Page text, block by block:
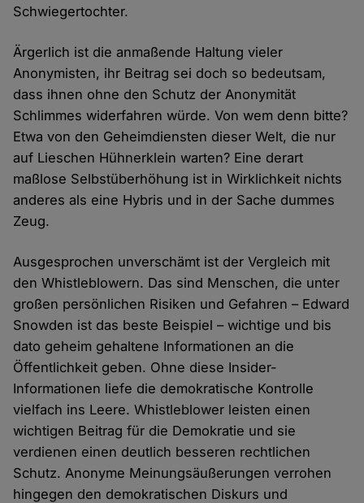
Schwiegertochter.
Ärgerlich ist die anmaßende Haltung vieler
Anonymisten, ihr Beitrag sei doch so bedeutsam,
dass ihnen ohne den Schutz der Anonymität
Schlimmes widerfahren würde. Von wem denn bitte?
Etwa von den Geheimdiensten dieser Welt, die nur
auf Lieschen Hühnerklein warten? Eine derart
maßlose Selbstüberhöhung ist in Wirklichkeit nichts
anderes als eine Hybris und in der Sache dummes
Zeug.
Ausgesprochen unverschämt ist der Vergleich mit
den Whistleblowern. Das sind Menschen, die unter
großen persönlichen Risiken und Gefahren – Edward
Snowden ist das beste Beispiel – wichtige und bis
dato geheim gehaltene Informationen an die
Öffentlichkeit geben. Ohne diese Insider-
Informationen liefe die demokratische Kontrolle
vielfach ins Leere. Whistleblower leisten einen
wichtigen Beitrag für die Demokratie und sie
verdienen einen deutlich besseren rechtlichen
Schutz. Anonyme Meinungsäußerungen verrohen
hingegen den demokratischen Diskurs und